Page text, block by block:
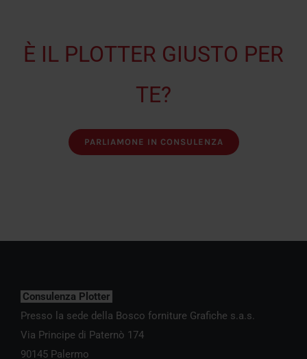
È IL PLOTTER GIUSTO PER
TE?
PARLIAMONE IN CONSULENZA
Consulenza Plotter
Presso la sede della Bosco forniture Grafiche s.a.s.
Via Principe di Paternò 174
90145 Palermo